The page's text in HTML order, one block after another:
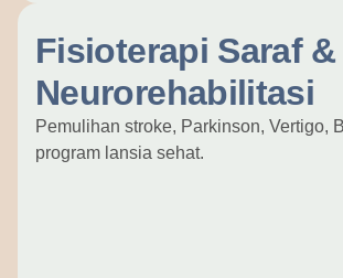
Fisioterapi Saraf &
Neurorehabilitasi
Pemulihan stroke, Parkinson, Vertigo,
program lansia sehat.